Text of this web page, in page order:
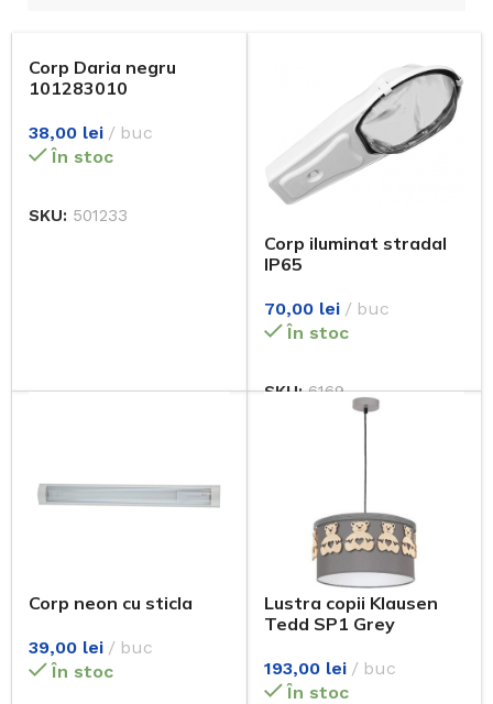
Corp Daria negru
101283010
38,00 lei
buc
În stoc
SKU: 501233
Corp iluminat stradal
IP65
70,00 lei
buc
În stoc
SKU:6169
Corp neon cu sticla
39,00 lei
buc
În stoc
Lustra copii Klausen
Tedd SP1 Grey
193,00 lei
buc
În stoc